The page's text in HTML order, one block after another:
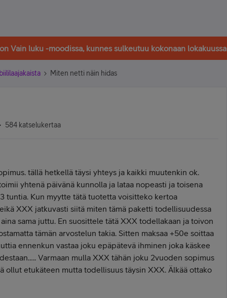
Vain luku -moodissa, kunnes sulkeutuu kokonaan lokakuussa
Miten netti näin hidas
584 katselukertaa
tällä hetkellä täysi yhteys ja kaikki muutenkin ok.
yhtenä päivänä kunnolla ja lataa nopeasti ja toisena
tuntia. Kun myytte tätä tuotetta voisitteko kertoa
XXX jatkuvasti siitä miten tämä paketti todellisuudessa
sama juttu. En suosittele tätä XXX todellakaan ja toivon
tämän arvostelun takia. Sitten maksaa +50e soittaa
ennenkun vastaa joku epäpätevä ihminen joka käskee
Varmaan mulla XXX tähän joku 2vuoden sopimus
ollut etukäteen mutta todellisuus täysin XXX. Älkää ottako